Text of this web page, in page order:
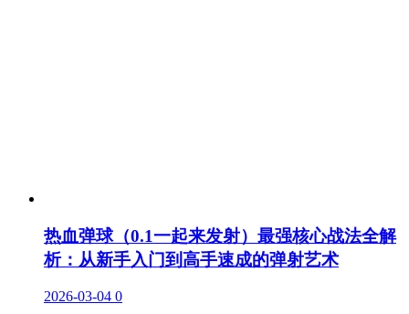
热血弹球（0.1一起来发射）最强核心战法全解
析：从新手入门到高手速成的弹射艺术
2026-03-04 0